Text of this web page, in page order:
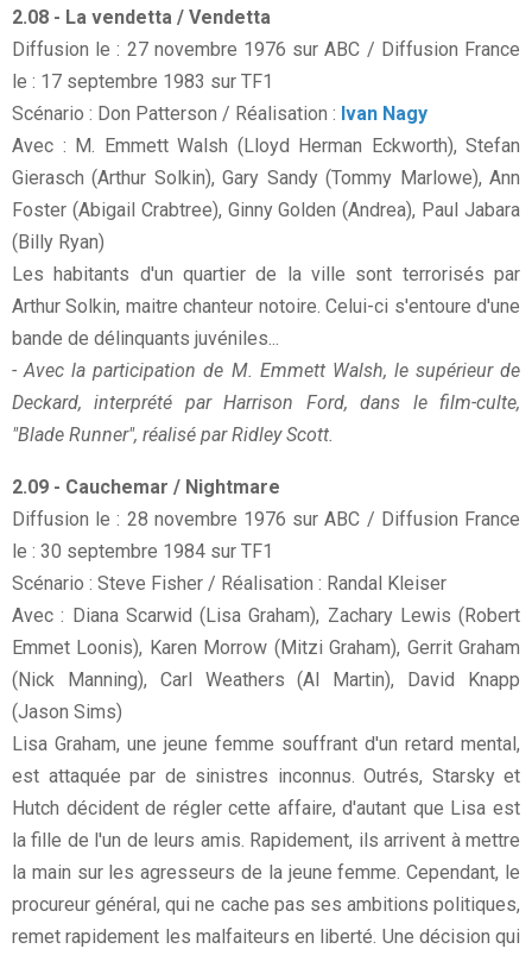
2.08 - La vendetta / Vendetta
Diffusion le : 27 novembre 1976 sur ABC / Diffusion France
le : 17 septembre 1983 sur TF1
Scénario : Don Patterson / Réalisation : Ivan Nagy
Avec : M. Emmett Walsh (Lloyd Herman Eckworth), Stefan
Gierasch (Arthur Solkin), Gary Sandy (Tommy Marlowe), Ann
Foster (Abigail Crabtree), Ginny Golden (Andrea), Paul Jabara
(Billy Ryan)
Les habitants d'un quartier de la ville sont terrorisés par
Arthur Solkin, maitre chanteur notoire. Celui-ci s'entoure d'une
bande de délinquants juvéniles...
- Avec la participation de M. Emmett Walsh, le supérieur de
Deckard, interprété par Harrison Ford, dans le film-culte,
"Blade Runner", réalisé par Ridley Scott.
2.09 - Cauchemar / Nightmare
Diffusion le : 28 novembre 1976 sur ABC / Diffusion France
le : 30 septembre 1984 sur TF1
Scénario : Steve Fisher / Réalisation : Randal Kleiser
Avec : Diana Scarwid (Lisa Graham), Zachary Lewis (Robert
Emmet Loonis), Karen Morrow (Mitzi Graham), Gerrit Graham
(Nick Manning), Carl Weathers (Al Martin), David Knapp
(Jason Sims)
Lisa Graham, une jeune femme souffrant d'un retard mental,
est attaquée par de sinistres inconnus. Outrés, Starsky et
Hutch décident de régler cette affaire, d'autant que Lisa est
la fille de l'un de leurs amis. Rapidement, ils arrivent à mettre
la main sur les agresseurs de la jeune femme. Cependant, le
procureur général, qui ne cache pas ses ambitions politiques,
remet rapidement les malfaiteurs en liberté. Une décision qui